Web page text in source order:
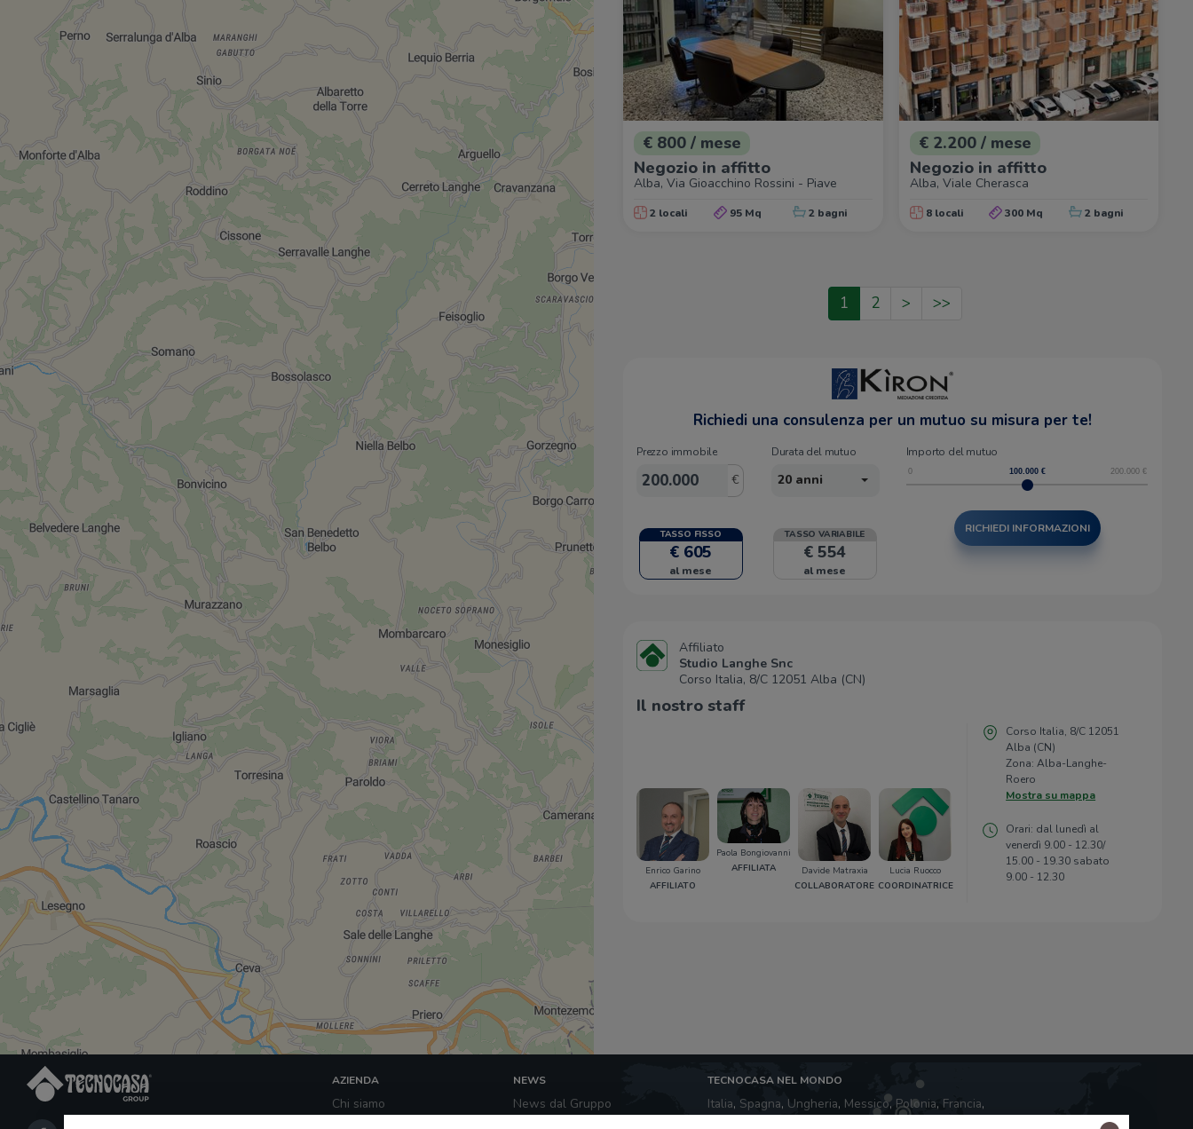
€ 800 / mese
Negozio in affitto
Alba, Via Gioacchino Rossini - Piave
2 locali 95 Mq 2 bagni
€ 2.200 / mese
Negozio in affitto
Alba, Viale Cherasca
8 locali 300 Mq 2 bagni
1 2 > >>
Richiedi una consulenza per un mutuo su misura per te!
Prezzo immobile
€
Durata del mutuo
20 anni
Importo del mutuo
0 200.000 €
100.000€
TASSO FISSO
€ 605
al mese
TASSO VARIABILE
€ 554
al mese
RICHIEDI INFORMAZIONI
Affiliato
Studio Langhe Snc
Corso Italia, 8/C 12051 Alba (CN)
Il nostro staff
Enrico Garino
AFFILIATO
Paola Bongiovanni
AFFILIATA
Davide Matraxia
COLLABORATORE
Lucia Ruocco
COORDINATRICE
Corso Italia, 8/C 12051
Alba (CN)
Zona: Alba-Langhe-
Roero
Mostra su mappa
Orari: dal lunedì al
venerdì 9.00 - 12.30/
15.00 - 19.30 sabato
9.00 - 12.30
AZIENDA
Chi siamo
NEWS
News dal Gruppo
TECNOCASA NEL MONDO
Italia, Spagna, Ungheria, Messico, Polonia, Francia,